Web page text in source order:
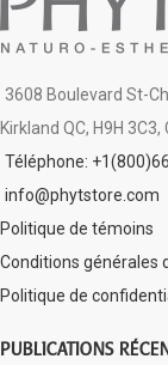
3608 Boulevard St-
Kirkland QC, H9H 3C3,
Téléphone:
info@phytstore.com
Politique de témoins
Conditions générales
Politique de
PUBLICATIONS